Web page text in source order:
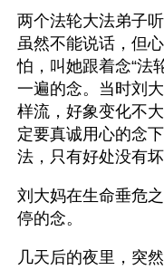
两个法轮大法弟子
虽然不能说话，但
怕，叫她跟着念“法
一遍的念。当时刘
样流，好象变化不
定要真诚用心的念
法，只有好处没有坏
刘大妈在生命垂危
停的念。
几天后的夜里，突